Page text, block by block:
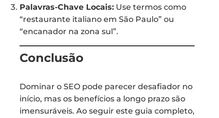
Palavras-Chave Locais: Use termos como
“restaurante italiano em São Paulo” ou
“encanador na zona sul”.
Conclusão
Dominar o SEO pode parecer desafiador no
início, mas os benefícios a longo prazo são
imensuráveis. Ao seguir este guia completo,